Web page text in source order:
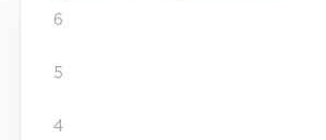
6
5
4